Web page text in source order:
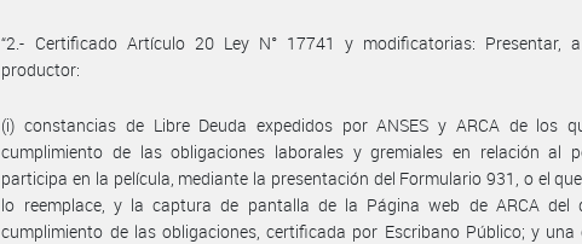
“2.- Certificado Artículo 20 Ley N° 17741 y modificatorias: Presentar,
productor:
(i) constancias de Libre Deuda expedidos por ANSES y ARCA de los
cumplimiento de las obligaciones laborales y gremiales en relación al
participa en la película, mediante la presentación del Formulario 931, o el
lo reemplace, y la captura de pantalla de la Página web de ARCA del
cumplimiento de las obligaciones, certificada por Escribano Público; y una